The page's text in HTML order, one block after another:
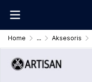
Home ... Aksesoris